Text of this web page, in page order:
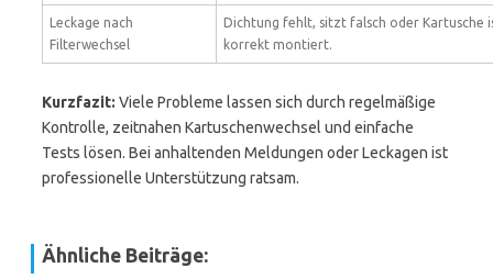
Leckage nach
Filterwechsel
Dichtung fehlt, sitzt falsch oder Kartusche
korrekt montiert.
Kurzfazit: Viele Probleme lassen sich durch regelmäßige
Kontrolle, zeitnahen Kartuschenwechsel und einfache
Tests lösen. Bei anhaltenden Meldungen oder Leckagen ist
professionelle Unterstützung ratsam.
Ähnliche Beiträge: